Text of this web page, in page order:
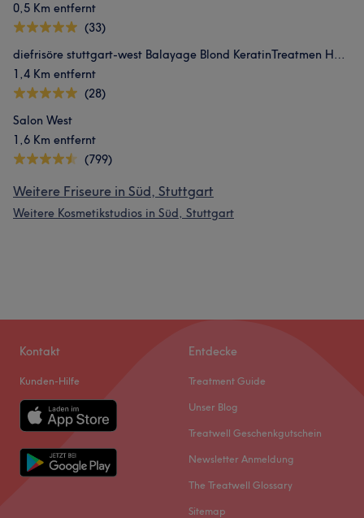
0,5 Km entfernt
(33)
diefrisöre stuttgart-west Balayage Blond KeratinTreatmen Haarbotox
1,4 Km entfernt
(28)
Salon West
1,6 Km entfernt
(799)
Weitere Friseure in Süd, Stuttgart
Weitere Kosmetikstudios in Süd, Stuttgart
Kontakt
Kunden-Hilfe
Entdecke
Treatment Guide
Unser Blog
Treatwell Geschenkgutschein
Newsletter Anmeldung
The Treatwell Glossary
Sitemap